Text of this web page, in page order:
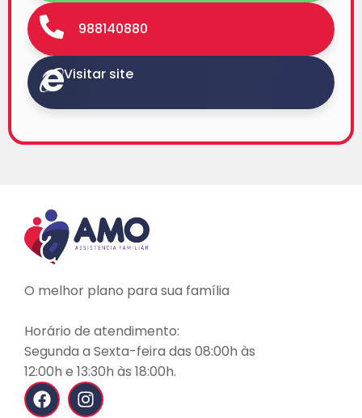
988140880
Visitar site
O melhor plano para sua família
Horário de atendimento:
Segunda a Sexta-feira das 08:00h às
12:00h e 13:30h às 18:00h.